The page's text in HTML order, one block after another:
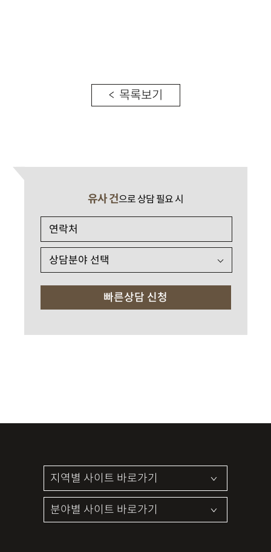
< 목록보기
유사 건으로 상담 필요 시